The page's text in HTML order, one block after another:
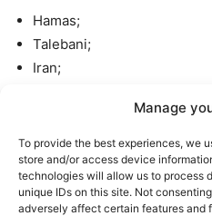
Manage
To provide the best experiences, we
store and/or access device
technologies will allow us to process
unique IDs on this site. Not
adversely affect certain features and
Hamas;
Talebani;
Iran;
governi occidentali.
Questa strategia ha
mediatori regionali.